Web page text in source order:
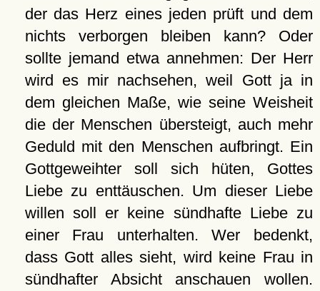
der das Herz eines jeden prüft und dem
nichts verborgen bleiben kann? Oder
sollte jemand etwa annehmen: Der Herr
wird es mir nachsehen, weil Gott ja in
dem gleichen Maße, wie seine Weisheit
die der Menschen übersteigt, auch mehr
Geduld mit den Menschen aufbringt. Ein
Gottgeweihter soll sich hüten, Gottes
Liebe zu enttäuschen. Um dieser Liebe
willen soll er keine sündhafte Liebe zu
einer Frau unterhalten. Wer bedenkt,
dass Gott alles sieht, wird keine Frau in
sündhafter Absicht anschauen wollen.